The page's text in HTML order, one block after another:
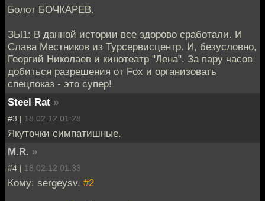
Болот БОЧКАРЕВ.
ЗЫ1: В данной истории все здорово сработали. И
Слава Местников из Турсервисцентр. И, безусловно,
Георгий Николаев и кинотеатр "Лена". За пару часов
добиться разрешения от Fox и организовать
спецпоказ - это супер!
Steel Rat »
#3 | 18.02.12 01:28
Якуточки симпатишные.
M.R. »
#4 | 18.02.12 01:33
Кому: sergeysv, #2